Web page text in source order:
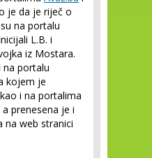
je da je riječ o
na portalu
L.B. i
iz Mostara.
na portalu
kojem je
i na portalima
prenesena je i
na web stranici